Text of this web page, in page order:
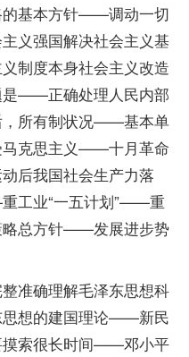
的基本方针——调动一切
义强国解决社会主义基
制度本身社会主义改造
是——正确处理人民内部
，所有制状况——基本单
马克思主义——十月革命
后我国社会生产力落
工业“一五计划”——重
略总方针——发展进步势
准确理解毛泽东思想科
想的建国理论——新民
摸索很长时间——邓小平